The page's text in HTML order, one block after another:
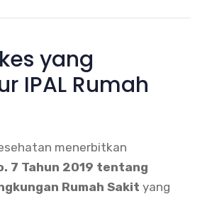
yang
IPAL Rumah
menerbitkan
7 Tahun 2019 tentang
Rumah Sakit yang